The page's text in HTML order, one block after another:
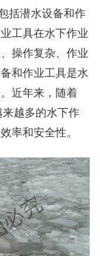
括潜水设备和作
工具在水下作业
操作复杂、作业
和作业工具是水
近年来，随着
越多的水下作
率和安全性。